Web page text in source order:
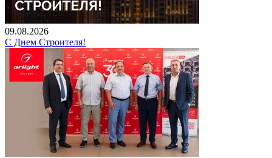
09.08.2026
С Днем Строителя!